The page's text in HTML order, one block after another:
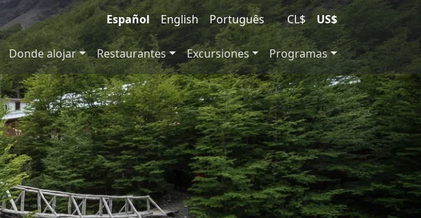
Español English Português | CL$ US$
Donde alojar Restaurantes Excursiones Programas